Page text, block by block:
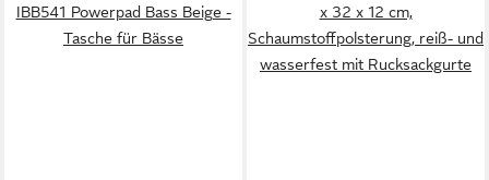
IBB541 Powerpad Bass Beige -
Tasche für Bässe
x 32 x 12 cm,
Schaumstoffpolsterung, reiß- und
wasserfest mit Rucksackgurte